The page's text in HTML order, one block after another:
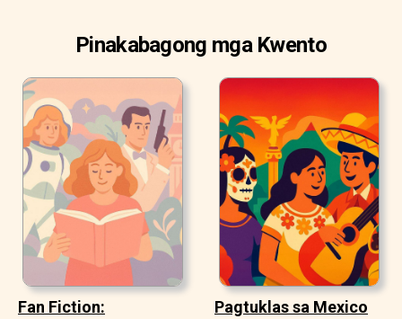
Pinakabagong mga Kwento
Fan Fiction: Pagtuklas sa Mexico